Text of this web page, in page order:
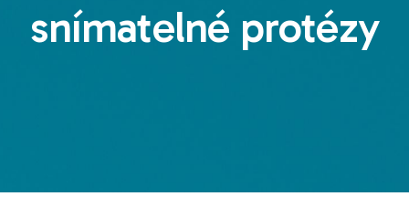
snímatelné protézy